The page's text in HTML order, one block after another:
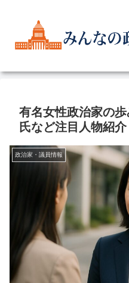
有名女性政治家の
氏など注目人物紹介
政治家・議員情報